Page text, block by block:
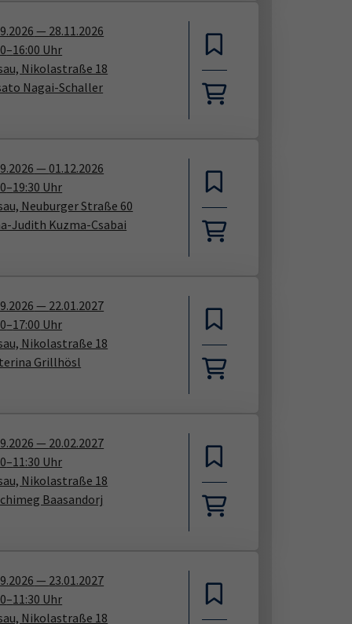
— 28.11.2026
–16:00 Uhr
Nikolastraße 18
Nagai-Schaller
— 01.12.2026
–19:30 Uhr
Neuburger Straße 60
Judith Kuzma-Csabai
— 22.01.2027
–17:00 Uhr
Nikolastraße 18
Grillhösl
— 20.02.2027
–11:30 Uhr
Nikolastraße 18
Baasandorj
— 23.01.2027
–11:30 Uhr
Nikolastraße 18